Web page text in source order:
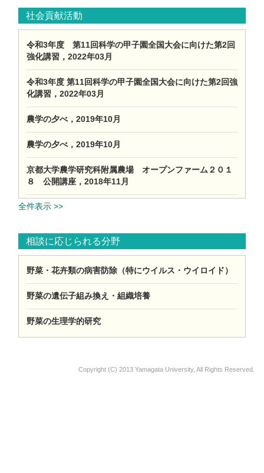
社会貢献活動
令和3年度 第11回科学の甲子園全国大会に向けた第2回
強化講習，2022年03月
令和3年度 第11回科学の甲子園全国大会に向けた第2回強
化講習，2022年03月
農学の夕べ，2019年10月
農学の夕べ，2019年10月
京都大学農学研究科附属農場 オープンファーム２０１
８ 公開講座，2018年11月
全件表示 >>
相談に応じられる分野
野菜・花卉類の病害防除（特にウイルス・ウイロイド）
野菜の遺伝子組み換え・組織培養
野菜の生理学的研究
Copyright (C) 2013 Yamagata University, All Rights Reserved.